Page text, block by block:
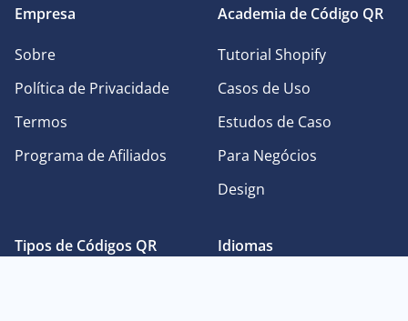
Empresa
Sobre
Política de Privacidade
Termos
Programa de Afiliados
Academia de Código QR
Tutorial Shopify
Casos de Uso
Estudos de Caso
Para Negócios
Design
Tipos de Códigos QR Idiomas